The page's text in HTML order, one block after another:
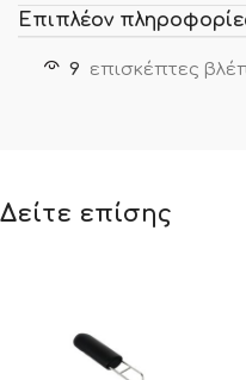
Επιπλέον
9 επισκέπτες
Δείτε επίσης